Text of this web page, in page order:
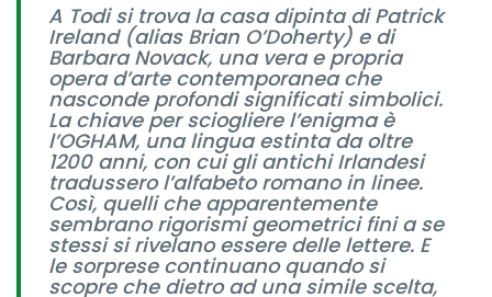
A Todi si trova la casa dipinta di Patrick
Ireland (alias Brian O’Doherty) e di
Barbara Novack, una vera e propria
opera d’arte contemporanea che
nasconde profondi significati simbolici.
La chiave per sciogliere l’enigma è
l’OGHAM, una lingua estinta da oltre
1200 anni, con cui gli antichi Irlandesi
tradussero l’alfabeto romano in linee.
Così, quelli che apparentemente
sembrano rigorismi geometrici fini a se
stessi si rivelano essere delle lettere. E
le sorprese continuano quando si
scopre che dietro ad una simile scelta,